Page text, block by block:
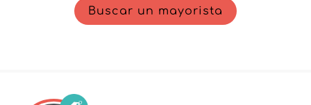
Buscar un mayorista